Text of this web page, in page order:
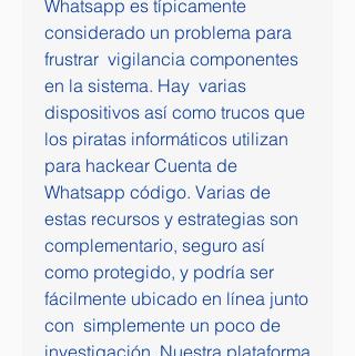
Whatsapp es típicamente
considerado un problema para
frustrar  vigilancia componentes
en la sistema. Hay  varias
dispositivos así como trucos que
los piratas informáticos utilizan
para hackear Cuenta de
Whatsapp código. Varias de
estas recursos y estrategias son
complementario, seguro así
como protegido, y podría ser
fácilmente ubicado en línea junto
con  simplemente un poco de
investigación. Nuestra plataforma